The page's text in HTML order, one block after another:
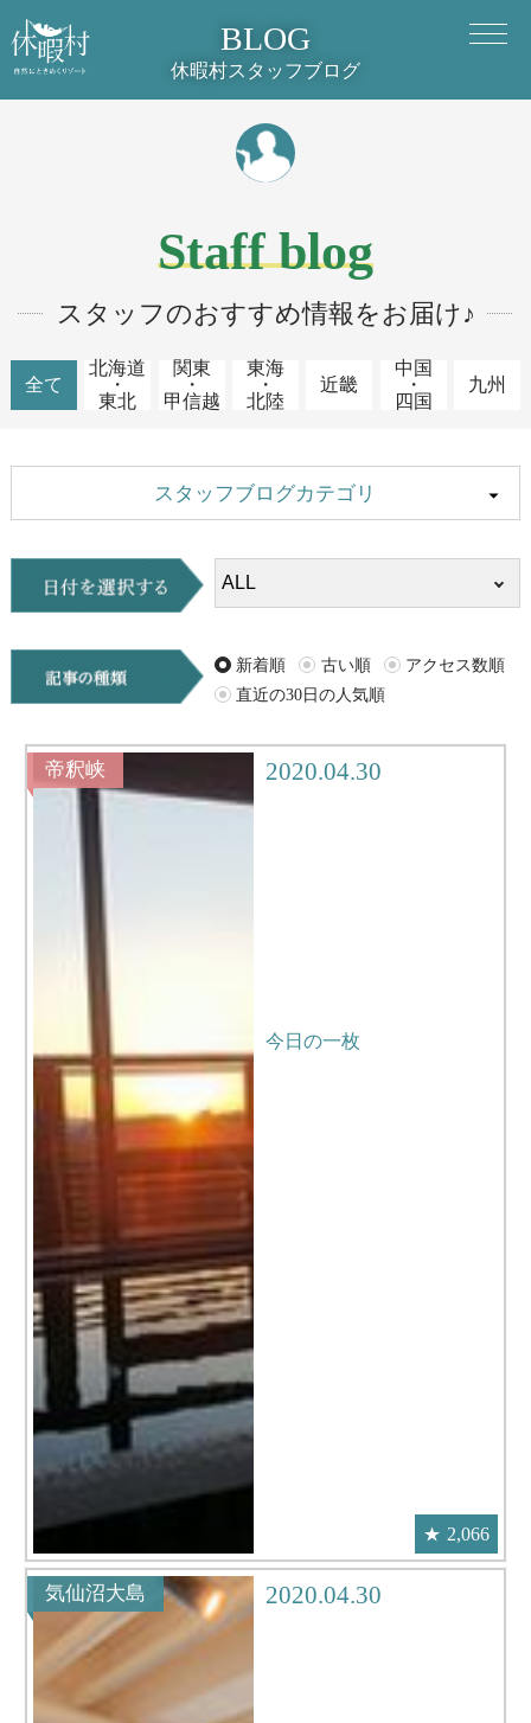
BLOG
休暇村スタッフブログ
Staff blog
スタッフのおすすめ情報をお届け♪
全て
北海道
・
東北
関東
・
甲信越
東海
・
北陸
近畿
中国
・
四国
九州
スタッフブログカテゴリ
キャンプ
旅行記 ツアー
グルメ 観光
Q＆A
新着順 古い順
アクセス数順
直近の30日の人気順
帝釈峡 2020.04.30
今日の一枚
2,066
気仙沼大島 2020.04.30